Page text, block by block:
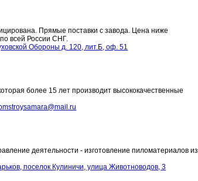
Прямые поставки с завода. Цена ниже
всей России СНГ.
Обороны д. 120, лит.Б, оф. 51
более 15 лет производит высококачественные
деятельности - изготовление пиломатериалов из
поселок Кулиничи, улица Животноводов, 3